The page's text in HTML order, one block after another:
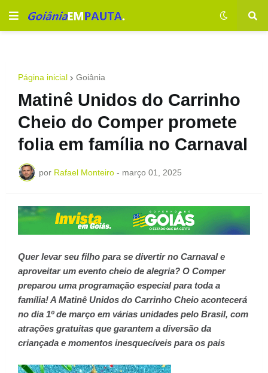
Página inicial Goiânia
Matinê Unidos do Carrinho
Cheio do Comper promete
folia em família no Carnaval
por Rafael Monteiro - março 01, 2025
Quer levar seu filho para se divertir no Carnaval e
aproveitar um evento cheio de alegria? O Comper
preparou uma programação especial para toda a
família! A Matinê Unidos do Carrinho Cheio acontecerá
no dia 1º de março em várias unidades pelo Brasil, com
atrações gratuitas que garantem a diversão da
criançada e momentos inesquecíveis para os pais